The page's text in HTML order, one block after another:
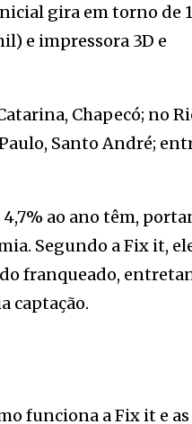
gira em torno de
e impressora 3D e
Chapecó; no
Santo André;
4,7% ao ano têm,
Segundo a Fix it,
franqueado,
captação.
funciona a Fix it e as